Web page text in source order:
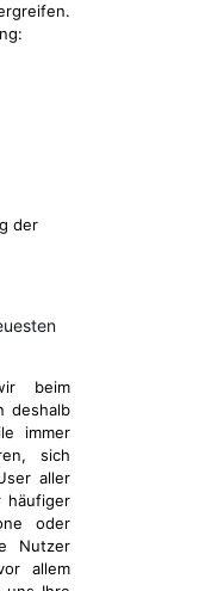
der
beim
deshalb
immer
sich
aller
häufiger
oder
Nutzer
allem